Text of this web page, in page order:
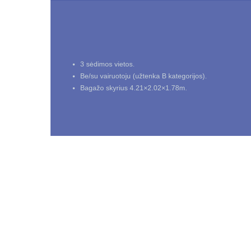
3 sėdimos vietos.
Be/su vairuotoju (užtenka B kategorijos).
Bagažo skyrius 4.21×2.02×1.78m.